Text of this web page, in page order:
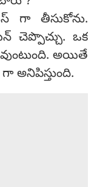
గా తీసుకోను.
చెప్పొచ్చు. ఒక
అయితే
అనిపిస్తుంది.